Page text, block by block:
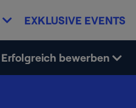
EXKLUSIVE EVENTS
Erfolgreich bewerben